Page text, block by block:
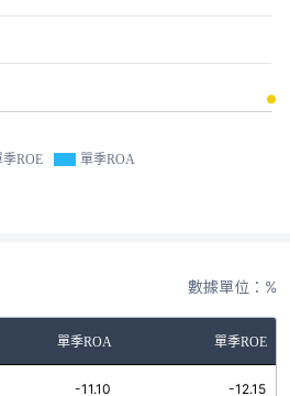
季ROE 單季ROA
數據單位：%
單季ROA 單季ROE
-11.10 -12.15